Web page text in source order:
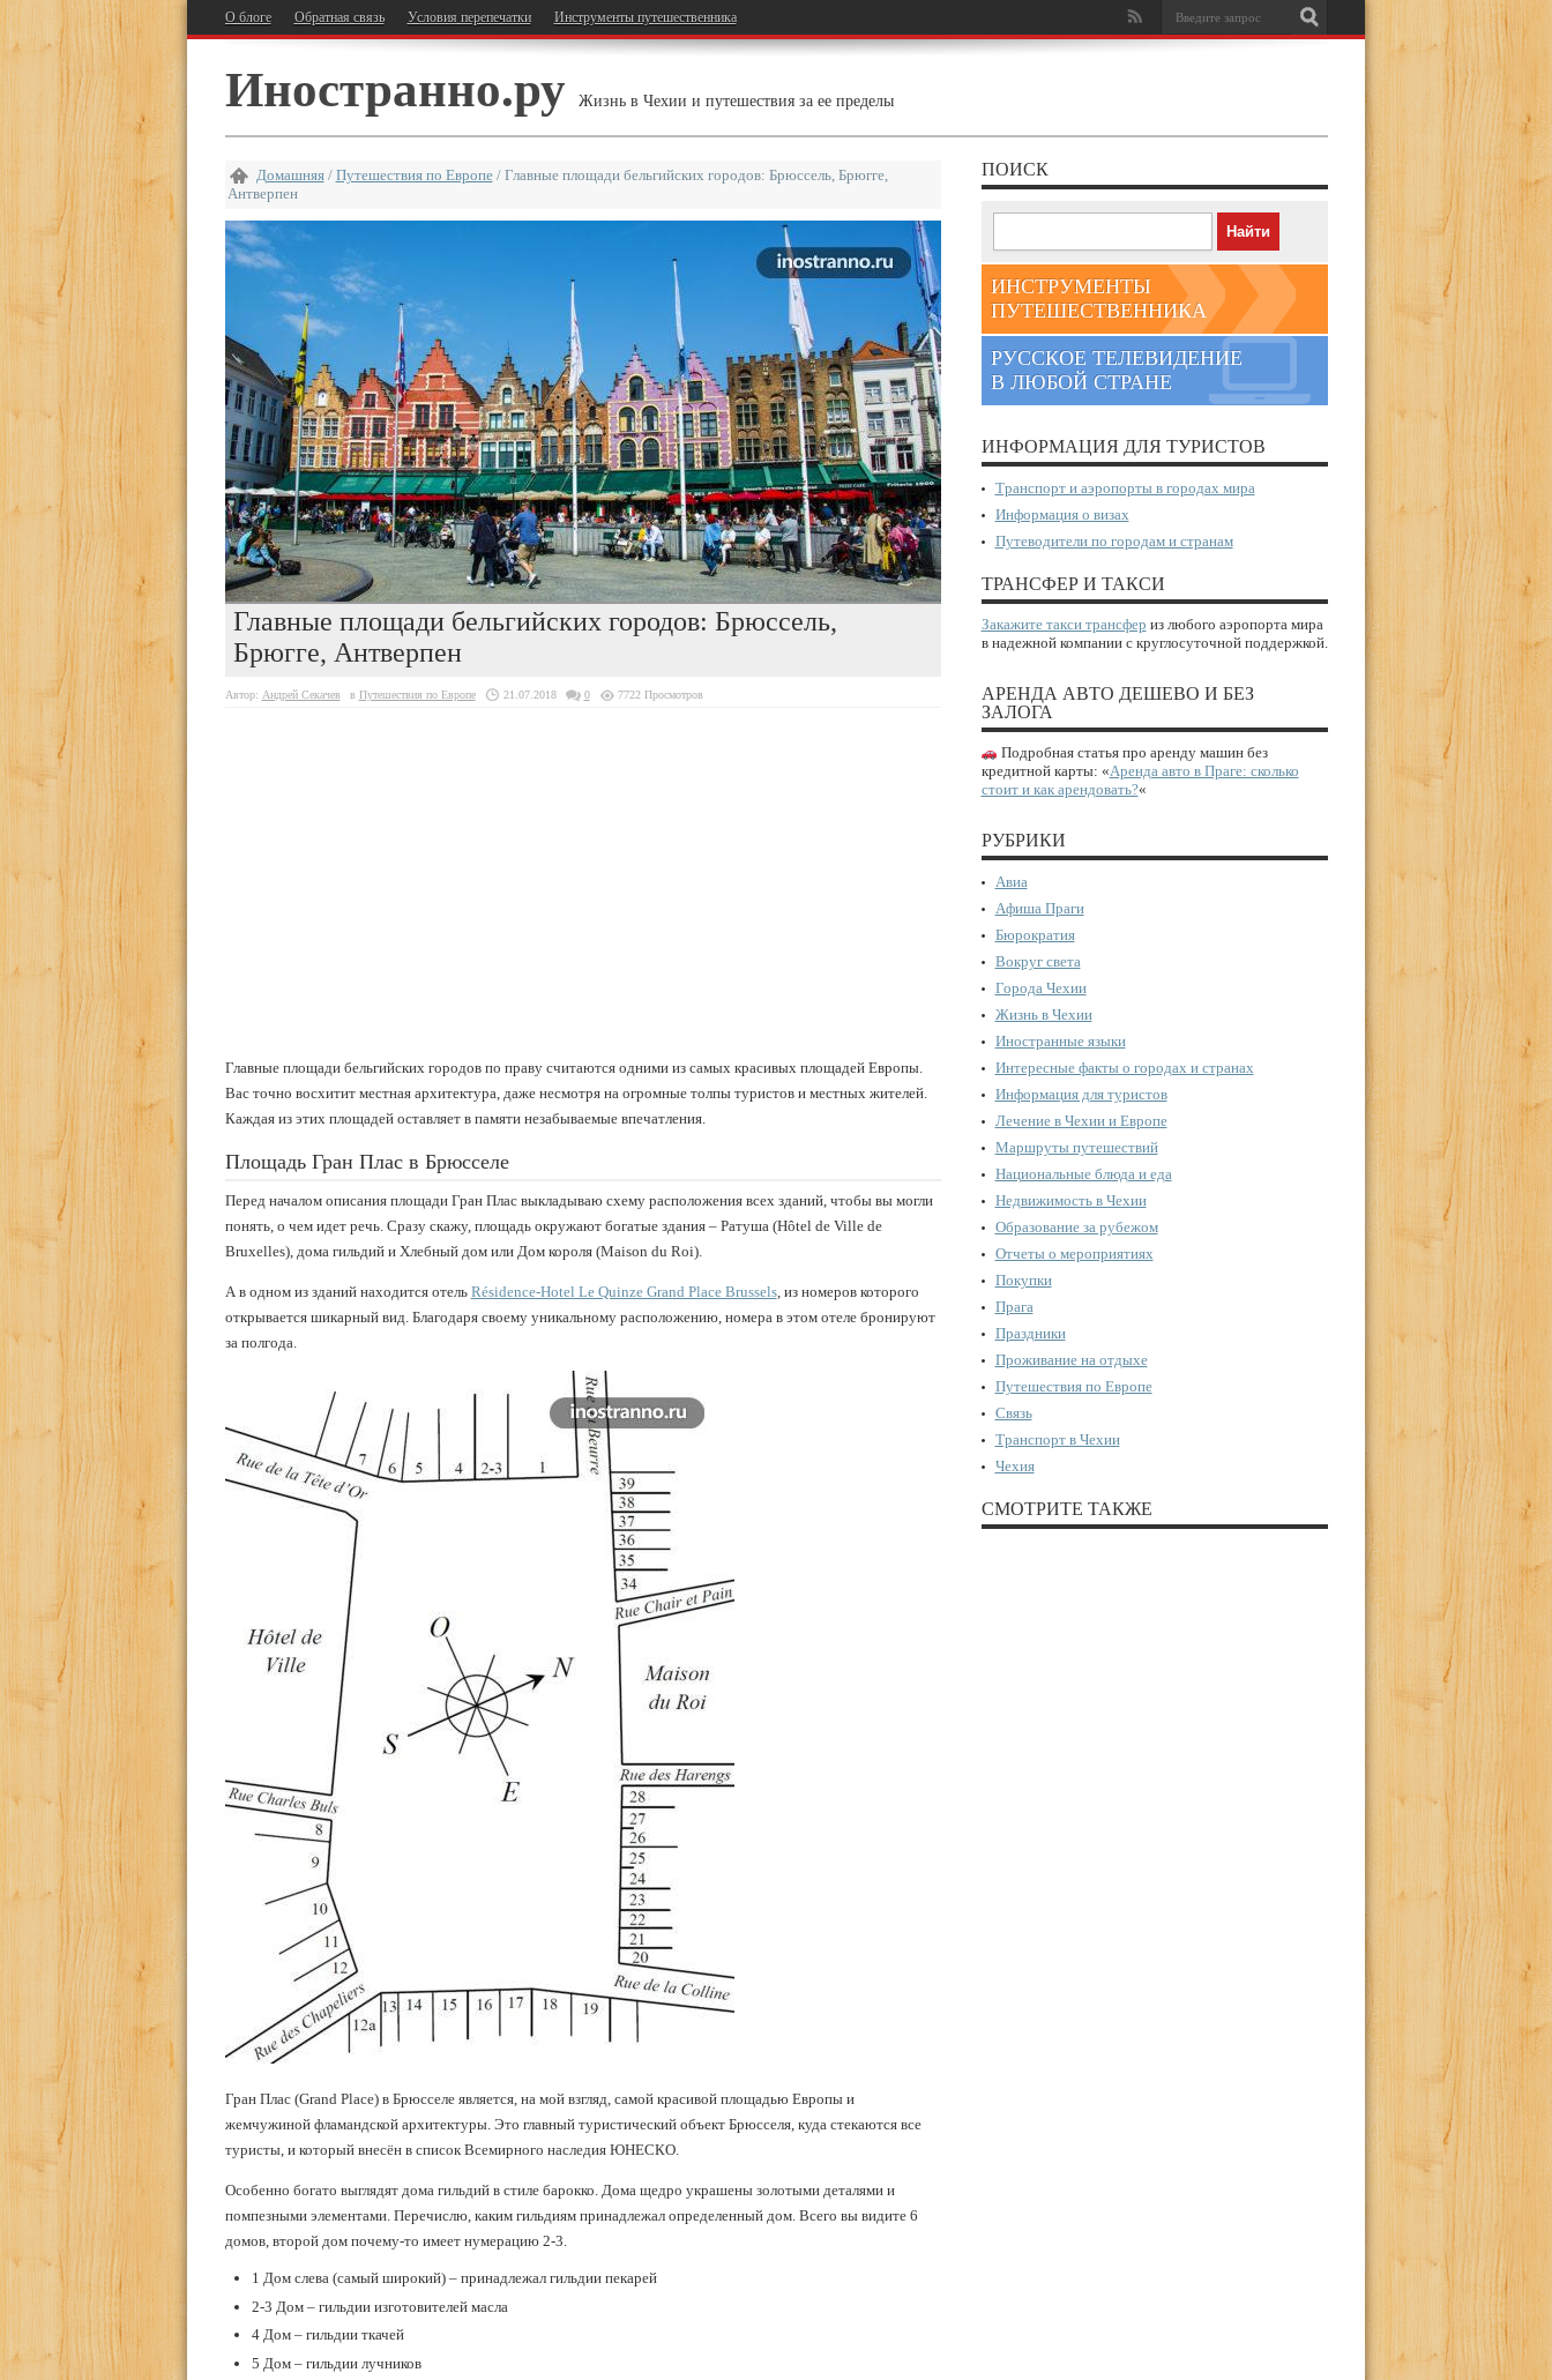
О блоге Обратная связь Условия перепечатки Инструменты путешественника
Иностранно.ру Жизнь в Чехии и путешествия за ее пределы
Домашняя/ Путешествия по Европе/ Главные площади бельгийских городов: Брюссель, Брюгге,
Антверпен
Главные площади бельгийских городов: Брюссель,
Брюгге, Антверпен
Автор: Андрей Секачев в Путешествия по Европе 21.07.2018 0 7722 Просмотров
Главные площади бельгийских городов по праву считаются одними из самых красивых площадей Европы.
Вас точно восхитит местная архитектура, даже несмотря на огромные толпы туристов и местных жителей.
Каждая из этих площадей оставляет в памяти незабываемые впечатления.
Площадь Гран Плас в Брюсселе
Перед началом описания площади Гран Плас выкладываю схему расположения всех зданий, чтобы вы могли
понять, о чем идет речь. Сразу скажу, площадь окружают богатые здания – Ратуша (Hôtel de Ville de
Bruxelles), дома гильдий и Хлебный дом или Дом короля (Maison du Roi).
А в одном из зданий находится отель Résidence-Hotel Le Quinze Grand Place Brussels, из номеров которого
открывается шикарный вид. Благодаря своему уникальному расположению, номера в этом отеле бронируют
за полгода.
Гран Плас (Grand Place) в Брюсселе является, на мой взгляд, самой красивой площадью Европы и
жемчужиной фламандской архитектуры. Это главный туристический объект Брюсселя, куда стекаются все
туристы, и который внесён в список Всемирного наследия ЮНЕСКО.
Особенно богато выглядят дома гильдий в стиле барокко. Дома щедро украшены золотыми деталями и
помпезными элементами. Перечислю, каким гильдиям принадлежал определенный дом. Всего вы видите 6
домов, второй дом почему-то имеет нумерацию 2-3.
1 Дом слева (самый широкий) – принадлежал гильдии пекарей
2-3 Дом – гильдии изготовителей масла
4 Дом – гильдии ткачей
5 Дом – гильдии лучников
ПОИСК
ИНСТРУМЕНТЫ
ПУТЕШЕСТВЕННИКА
РУССКОЕ ТЕЛЕВИДЕНИЕ
В ЛЮБОЙ СТРАНЕ
ИНФОРМАЦИЯ ДЛЯ ТУРИСТОВ
Транспорт и аэропорты в городах мира
Информация о визах
Путеводители по городам и странам
ТРАНСФЕР И ТАКСИ
Закажите такси трансфер из любого аэропорта мира
в надежной компании с круглосуточной поддержкой.
АРЕНДА АВТО ДЕШЕВО И БЕЗ
ЗАЛОГА
Подробная статья про аренду машин без
кредитной карты: «Аренда авто в Праге: сколько
стоит и как арендовать?«
РУБРИКИ
Авиа
Афиша Праги
Бюрократия
Вокруг света
Города Чехии
Жизнь в Чехии
Иностранные языки
Интересные факты о городах и странах
Информация для туристов
Лечение в Чехии и Европе
Маршруты путешествий
Национальные блюда и еда
Недвижимость в Чехии
Образование за рубежом
Отчеты о мероприятиях
Покупки
Прага
Праздники
Проживание на отдыхе
Путешествия по Европе
Связь
Транспорт в Чехии
Чехия
СМОТРИТЕ ТАКЖЕ